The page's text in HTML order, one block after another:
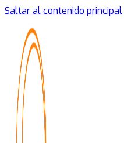
Saltar al contenido principal